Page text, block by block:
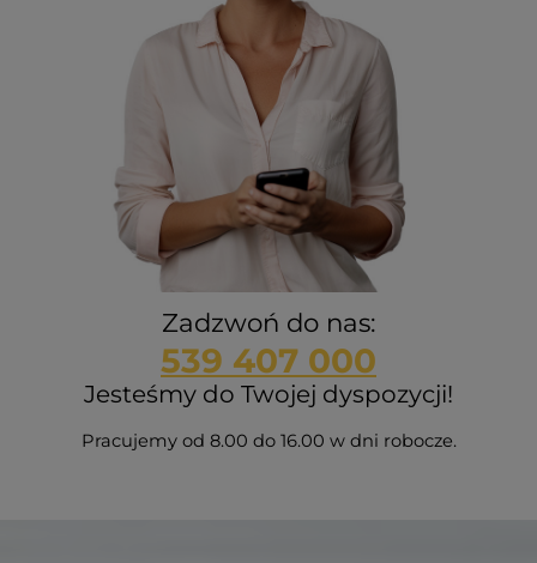
Zadzwoń do nas:
539 407 000
Jesteśmy do Twojej dyspozycji!
Pracujemy od 8.00 do 16.00 w dni robocze.